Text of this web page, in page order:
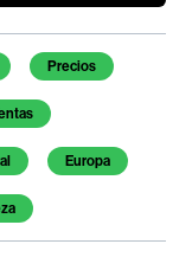
Precios
Europa